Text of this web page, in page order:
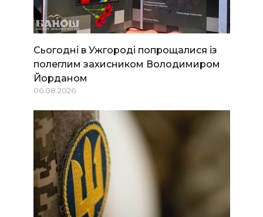
Сьогодні в Ужгороді попрощалися із
полеглим захисником Володимиром
Йорданом
06.08.2026